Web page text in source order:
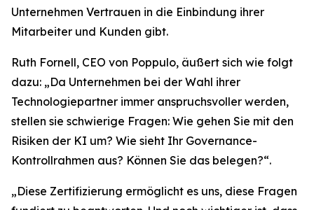
Unternehmen Vertrauen in die Einbindung ihrer
Mitarbeiter und Kunden gibt.
Ruth Fornell, CEO von Poppulo, äußert sich wie folgt
dazu: „Da Unternehmen bei der Wahl ihrer
Technologiepartner immer anspruchsvoller werden,
stellen sie schwierige Fragen: Wie gehen Sie mit den
Risiken der KI um? Wie sieht Ihr Governance-
Kontrollrahmen aus? Können Sie das belegen?“.
„Diese Zertifizierung ermöglicht es uns, diese Fragen